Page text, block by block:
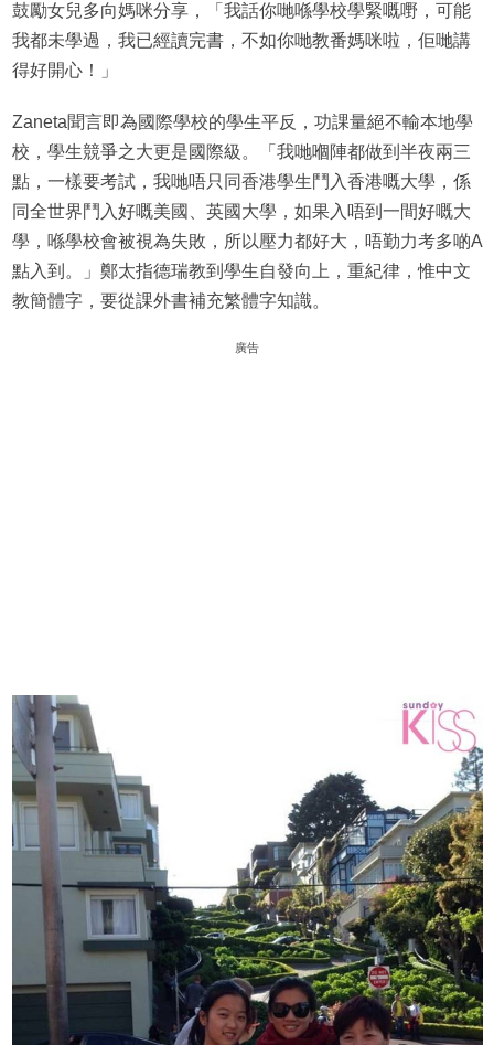
鼓勵女兒多向媽咪分享，「我話你哋喺學校學緊嘅嘢，可能
我都未學過，我已經讀完書，不如你哋教番媽咪啦，佢哋講
得好開心！」
Zaneta聞言即為國際學校的學生平反，功課量絕不輸本地學
校，學生競爭之大更是國際級。「我哋嗰陣都做到半夜兩三
點，一樣要考試，我哋唔只同香港學生鬥入香港嘅大學，係
同全世界鬥入好嘅美國、英國大學，如果入唔到一間好嘅大
學，喺學校會被視為失敗，所以壓力都好大，唔勤力考多啲A
點入到。」鄭太指德瑞教到學生自發向上，重紀律，惟中文
教簡體字，要從課外書補充繁體字知識。
廣告